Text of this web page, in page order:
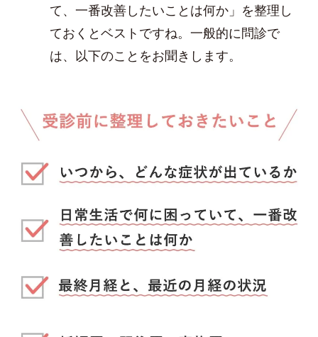
て、一番改善したいことは何か」を整理し
ておくとベストですね。一般的に問診で
は、以下のことをお聞きします。